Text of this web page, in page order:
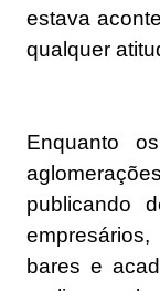
estava
qualquer
Enquanto
publicando
bares e